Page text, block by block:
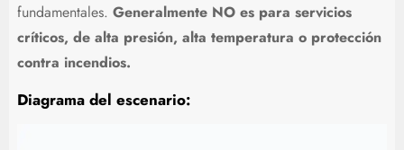
fundamentales. Generalmente NO es para servicios
críticos, de alta presión, alta temperatura o protección
contra incendios.
Diagrama del escenario: